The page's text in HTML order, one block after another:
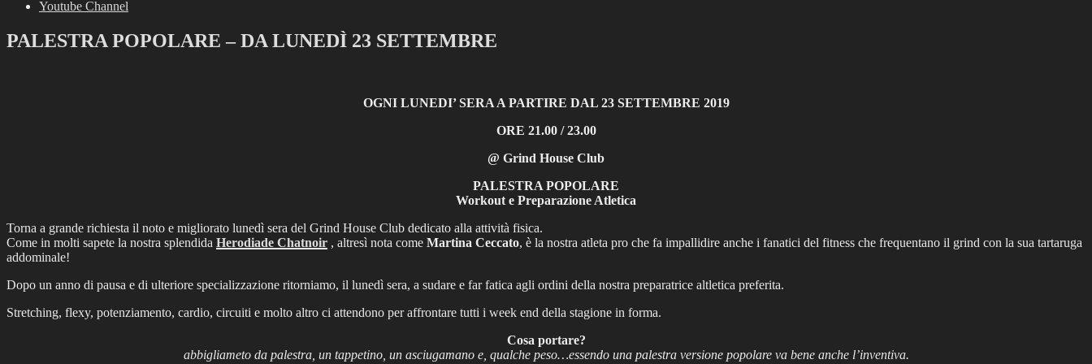
Youtube Channel
PALESTRA POPOLARE – DA LUNEDÌ 23 SETTEMBRE
OGNI LUNEDI’ SERA A PARTIRE DAL 23 SETTEMBRE 2019
ORE 21.00 / 23.00
@ Grind House Club
PALESTRA POPOLARE
Workout e Preparazione Atletica
Torna a grande richiesta il noto e migliorato lunedì sera del Grind House Club dedicato alla attività fisica.
Come in molti sapete la nostra splendida Herodiade Chatnoir , altresì nota come Martina Ceccato, è la nostra atleta pro che fa impallidire anche i fanatici del fitness che frequentano il grind con la sua tartaruga
addominale!
Dopo un anno di pausa e di ulteriore specializzazione ritorniamo, il lunedì sera, a sudare e far fatica agli ordini della nostra preparatrice altletica preferita.
Stretching, flexy, potenziamento, cardio, circuiti e molto altro ci attendono per affrontare tutti i week end della stagione in forma.
Cosa portare?
abbigliameto da palestra, un tappetino, un asciugamano e, qualche peso…essendo una palestra versione popolare va bene anche l’inventiva.